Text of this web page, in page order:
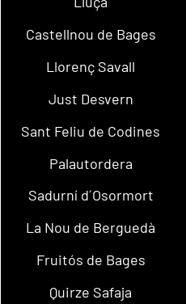
Castellnou de Bages
Llorenç Savall
Just Desvern
Sant Feliu de Codines
Palautordera
Sadurní d´Osormort
La Nou de Berguedà
Fruitós de Bages
Quirze Safaja